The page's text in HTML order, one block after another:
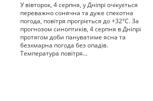
У вівторок, 4 серпня, у Дніпрі очікується
переважно сонячна та дуже спекотна
погода, повітря прогріється до +32°С. За
прогнозом синоптиків, 4 серпня в Дніпрі
протягом доби пануватиме ясна та
безхмарна погода без опадів.
Температура повітря…